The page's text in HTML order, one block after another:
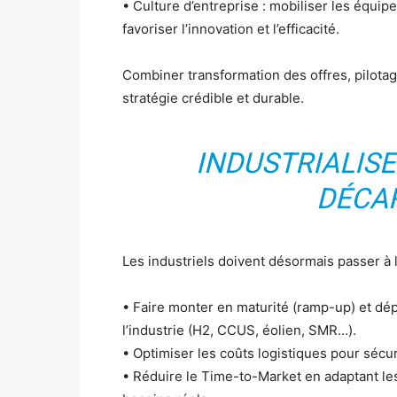
• Culture d’entreprise : mobiliser les
favoriser l’innovation et l’efficacité.
Combiner transformation des offres,
stratégie crédible et durable.
Les industriels doivent désormais passer
• Faire monter en maturité (ramp-up) et
l’industrie (H2, CCUS, éolien, SMR…).
• Optimiser les coûts logistiques pour
• Réduire le Time-to-Market en adaptant